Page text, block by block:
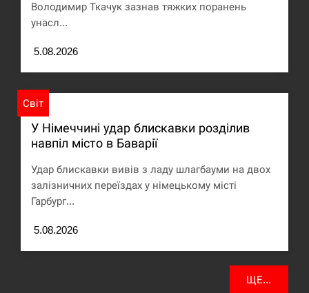
Володимир Ткачук зазнав тяжких поранень
унасл...
5.08.2026
Світ
У Німеччині удар блискавки розділив
навпіл місто в Баварії
Удар блискавки вивів з ладу шлагбауми на двох
залізничних переїздах у німецькому місті
Гарбург...
5.08.2026
ЩЕ...